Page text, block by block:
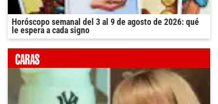
Horóscopo semanal del 3 al 9 de agosto de 2026: qué
le espera a cada signo